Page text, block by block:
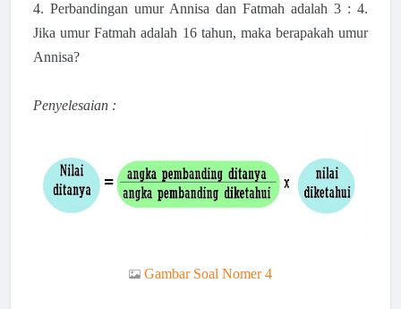
4. Perbandingan umur Annisa dan Fatmah adalah 3 : 4.
Jika umur Fatmah adalah 16 tahun, maka berapakah umur
Annisa?
Penyelesaian :
Gambar Soal Nomer 4